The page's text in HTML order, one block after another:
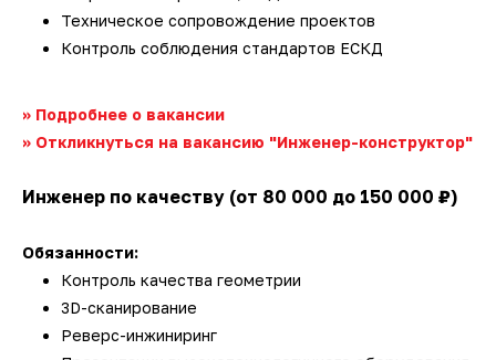
Техническое сопровождение проектов
Контроль соблюдения стандартов ЕСКД
>> Подробнее о вакансии
>> Откликнуться на вакансию "Инженер-конструктор"
Инженер по качеству (от 80 000 до 150 000 ₽)
Обязанности:
Контроль качества геометрии
3D-сканирование
Реверс-инжиниринг
3D-сканеры для трекеров
ПО ESI Additive Manufacturing
ПО TubeShaper
ПО GOM